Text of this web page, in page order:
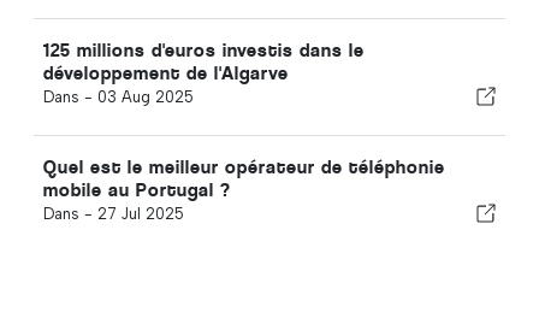
125 millions d'euros investis dans le
développement de l'Algarve
Dans - 03 Aug 2025
Quel est le meilleur opérateur de téléphonie
mobile au Portugal ?
Dans - 27 Jul 2025